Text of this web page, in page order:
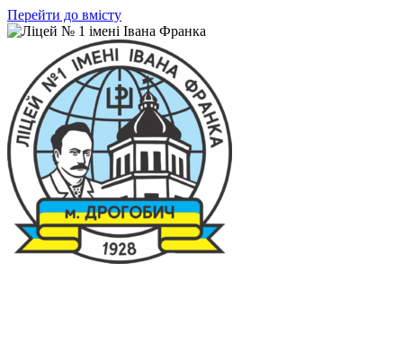
Перейти до вмісту